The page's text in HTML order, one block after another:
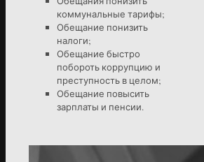
коммунальные тарифы;
Обещание понизить
налоги;
Обещание быстро
побороть коррупцию и
преступность в целом;
Обещание повысить
зарплаты и пенсии.